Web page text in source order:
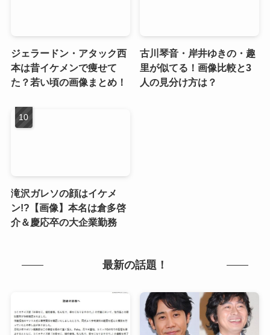
ジェラードン・アタック西
本は昔イケメンで痩せて
た？若い頃の画像まとめ！
古川琴音・岸井ゆきの・趣
里が似てる！画像比較と3
人の見分け方は？
滝沢ガレソの顔はイケメ
ン!?【画像】本名は倉多啓
介＆慶応卒の大企業勤務
最新の話題！